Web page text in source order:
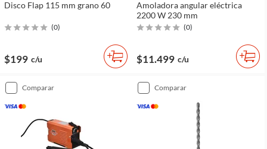
Disco Flap 115 mm grano 60
(0)
$199 c/u
Amoladora angular eléctrica
2200 W 230 mm
(0)
$11.499 c/u
comparar comparar